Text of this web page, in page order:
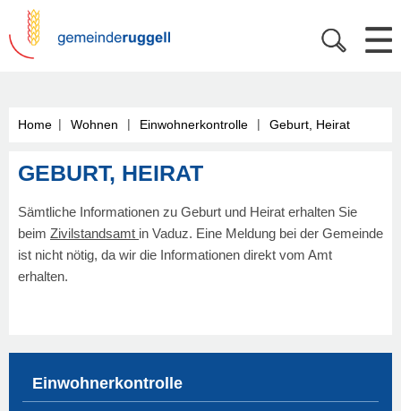
Home | Wohnen | Einwohnerkontrolle | Geburt, Heirat
GEBURT, HEIRAT
Sämtliche Informationen zu Geburt und Heirat erhalten Sie
beim Zivilstandsamt in Vaduz. Eine Meldung bei der Gemeinde
ist nicht nötig, da wir die Informationen direkt vom Amt
erhalten.
Einwohnerkontrolle